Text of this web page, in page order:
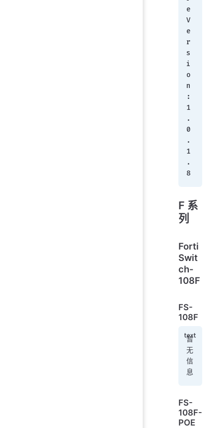
e
V
e
r
s
i
o
n
:
1
.
0
.
1
.
8
F 系
列
Forti
Swit
ch-
108F
FS-
108F
暂
无
信
息
FS-
108F-
POE